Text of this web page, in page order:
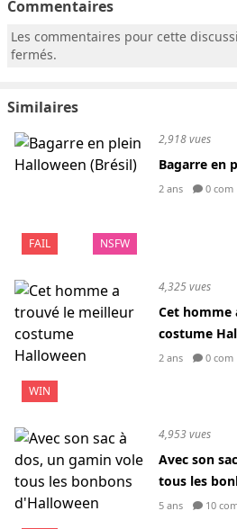
Commentaires
Les commentaires pour cette
fermés.
Similaires
FAIL NSFW
2,918 vues
Bagarre en
2 ans 0 com
WIN
4,325 vues
Cet homme
costume
2 ans 0 com
4,953 vues
Avec son
tous les
5 ans 10